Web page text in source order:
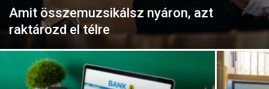
Amit összemuzsikálsz nyáron, azt
raktározd el télre